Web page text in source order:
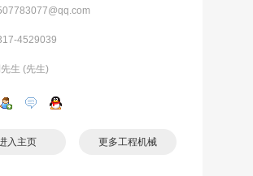
4529039
生 (先生)
入主页 更多工程机械